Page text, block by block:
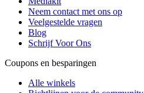
Neem contact met ons op
Veelgestelde vragen
Blog
Schrijf Voor Ons
Coupons en besparingen
Alle winkels